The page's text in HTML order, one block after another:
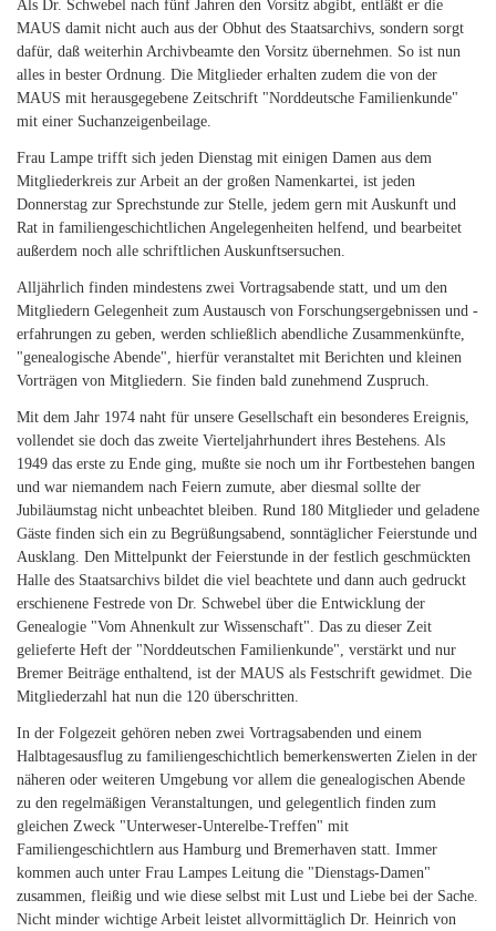
Als Dr. Schwebel nach fünf Jahren den Vorsitz abgibt, entläßt er die
MAUS damit nicht auch aus der Obhut des Staatsarchivs, sondern sorgt
dafür, daß weiterhin Archivbeamte den Vorsitz übernehmen. So ist nun
alles in bester Ordnung. Die Mitglieder erhalten zudem die von der
MAUS mit herausgegebene Zeitschrift "Norddeutsche Familienkunde"
mit einer Suchanzeigenbeilage.
Frau Lampe trifft sich jeden Dienstag mit einigen Damen aus dem
Mitgliederkreis zur Arbeit an der großen Namenkartei, ist jeden
Donnerstag zur Sprechstunde zur Stelle, jedem gern mit Auskunft und
Rat in familiengeschichtlichen Angelegenheiten helfend, und bearbeitet
außerdem noch alle schriftlichen Auskunftsersuchen.
Alljährlich finden mindestens zwei Vortragsabende statt, und um den
Mitgliedern Gelegenheit zum Austausch von Forschungsergebnissen und -
erfahrungen zu geben, werden schließlich abendliche Zusammenkünfte,
"genealogische Abende", hierfür veranstaltet mit Berichten und kleinen
Vorträgen von Mitgliedern. Sie finden bald zunehmend Zuspruch.
Mit dem Jahr 1974 naht für unsere Gesellschaft ein besonderes Ereignis,
vollendet sie doch das zweite Vierteljahrhundert ihres Bestehens. Als
1949 das erste zu Ende ging, mußte sie noch um ihr Fortbestehen bangen
und war niemandem nach Feiern zumute, aber diesmal sollte der
Jubiläumstag nicht unbeachtet bleiben. Rund 180 Mitglieder und geladene
Gäste finden sich ein zu Begrüßungsabend, sonntäglicher Feierstunde und
Ausklang. Den Mittelpunkt der Feierstunde in der festlich geschmückten
Halle des Staatsarchivs bildet die viel beachtete und dann auch gedruckt
erschienene Festrede von Dr. Schwebel über die Entwicklung der
Genealogie "Vom Ahnenkult zur Wissenschaft". Das zu dieser Zeit
gelieferte Heft der "Norddeutschen Familienkunde", verstärkt und nur
Bremer Beiträge enthaltend, ist der MAUS als Festschrift gewidmet. Die
Mitgliederzahl hat nun die 120 überschritten.
In der Folgezeit gehören neben zwei Vortragsabenden und einem
Halbtagesausflug zu familiengeschichtlich bemerkenswerten Zielen in der
näheren oder weiteren Umgebung vor allem die genealogischen Abende
zu den regelmäßigen Veranstaltungen, und gelegentlich finden zum
gleichen Zweck "Unterweser-Unterelbe-Treffen" mit
Familiengeschichtlern aus Hamburg und Bremerhaven statt. Immer
kommen auch unter Frau Lampes Leitung die "Dienstags-Damen"
zusammen, fleißig und wie diese selbst mit Lust und Liebe bei der Sache.
Nicht minder wichtige Arbeit leistet allvormittäglich Dr. Heinrich von